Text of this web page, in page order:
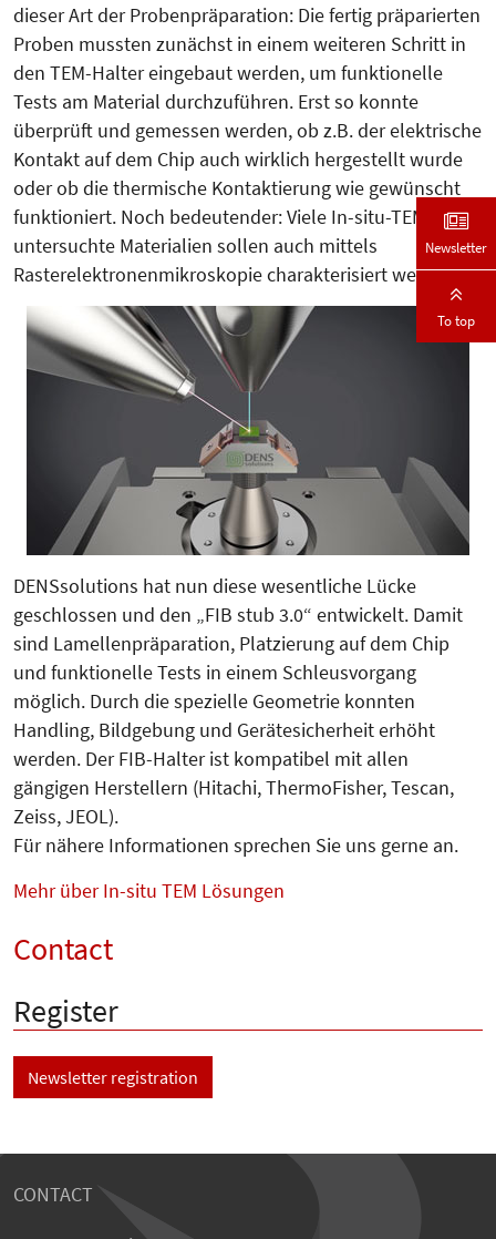
dieser Art der Probenpräparation: Die fertig präparierten
Proben mussten zunächst in einem weiteren Schritt in
den TEM-Halter eingebaut werden, um funktionelle
Tests am Material durchzuführen. Erst so konnte
überprüft und gemessen werden, ob z.B. der elektrische
Kontakt auf dem Chip auch wirklich hergestellt wurde
oder ob die thermische Kontaktierung wie gewünscht
funktioniert. Noch bedeutender: Viele In-situ-TEM
untersuchte Materialien sollen auch mittels
Rasterelektronenmikroskopie charakterisiert werden.
DENSsolutions hat nun diese wesentliche Lücke
geschlossen und den „FIB stub 3.0“ entwickelt. Damit
sind Lamellenpräparation, Platzierung auf dem Chip
und funktionelle Tests in einem Schleusvorgang
möglich. Durch die spezielle Geometrie konnten
Handling, Bildgebung und Gerätesicherheit erhöht
werden. Der FIB-Halter ist kompatibel mit allen
gängigen Herstellern (Hitachi, ThermoFisher, Tescan,
Zeiss, JEOL).
Für nähere Informationen sprechen Sie uns gerne an.
Mehr über In-situ TEM Lösungen
Contact
Register
Newsletter registration
CONTACT
Newsletter
To top